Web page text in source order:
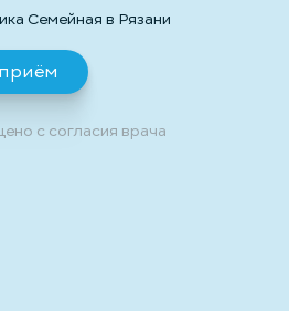
Семейная в Рязани
с согласия врача